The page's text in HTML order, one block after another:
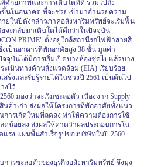
ศักยภาพและการเติบโตที่ดี รวมไปถึง
ขึ้นในอนาคต ที่จะช่วยเข้ามาอำนวยความ
ยในปีดังกล่าวภาคอสังหาริมทรัพย์จะเริ่มฟื้น
จะกลับมาเติบโตได้ดีกว่าในปัจจุบัน"
PRIME" ตั้งอยู่ใกล้สถานีรถไฟฟ้าสายสี
เป็นอาคารที่พักอาศัยสูง 38 ชั้น มูลค่า
จุบันได้มีการเริ่มเปิดบางห้องชุดไปแล้วบาง
ะเมินทางด้านสิ่งแวดล้อม (EIA) เรียบร้อย
ร็จและรับรู้รายได้ในช่วงปี 2561 เป็นต้นไป
งไว้
มองว่าจะเริ่มชะลอตัว เนื่องจาก Supply
นค้าเก่า ส่งผลให้โครงการที่พักอาศัยทั้งแนว
ารเกิดใหม่ที่ลดลง ทำให้ความต้องการใช้
ดน้อยลง ส่งผลให้คาดว่าผลประกอบการใน
แรง แผ่นพื้นสำเร็จรูปของบริษัทในปี 2560
ารชะลอตัวของธุรกิจอสังหาริมทรัพย์ จึงมุ่ง